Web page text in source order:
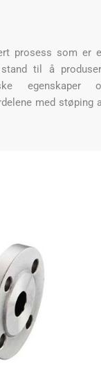
prosess som er
til å
egenskaper
med støping